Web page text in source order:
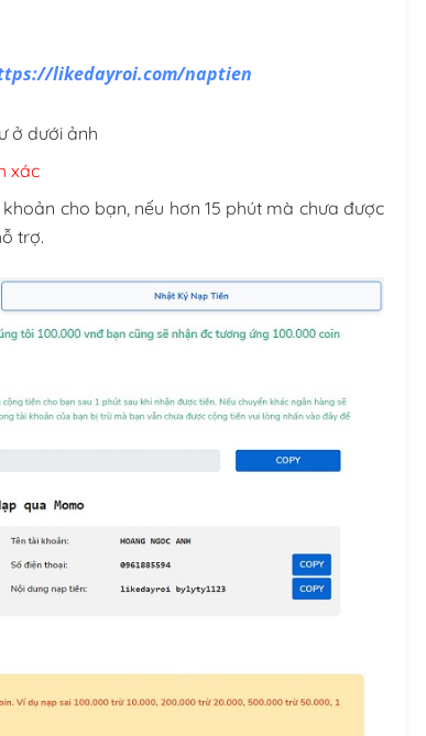
likedayroi.com/naptien
ở dưới ảnh
xác
cho bạn, nếu hơn 15 phút mà chưa được
trợ.